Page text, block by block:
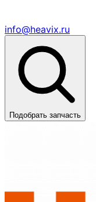
info@heavix.ru
Подобрать запчасть